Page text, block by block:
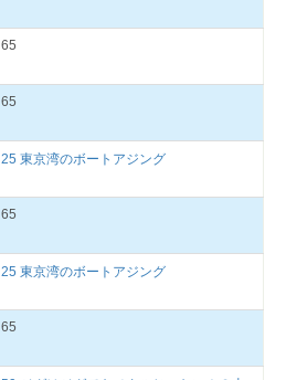
65
65
25 東京湾のボートアジング
65
25 東京湾のボートアジング
65